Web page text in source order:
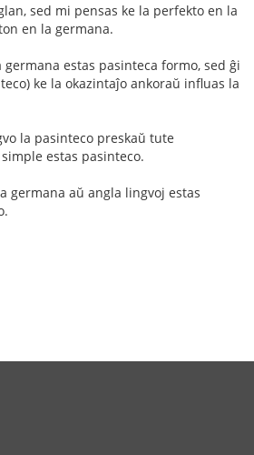
sed mi pensas ke la perfekto en la
en la germana.
estas pasinteca formo, sed ĝi
ke la okazintaĵo ankoraŭ influas la
la pasinteco preskaŭ tute
estas pasinteco.
germana aŭ angla lingvoj estas